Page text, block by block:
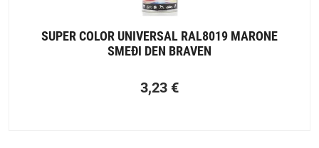
SUPER COLOR UNIVERSAL RAL8019 MARONE
SMEĐI DEN BRAVEN
3,23 €